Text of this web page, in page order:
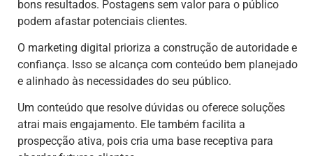
bons resultados. Postagens sem valor para o público
podem afastar potenciais clientes.
O marketing digital prioriza a construção de autoridade e
confiança. Isso se alcança com conteúdo bem planejado
e alinhado às necessidades do seu público.
Um conteúdo que resolve dúvidas ou oferece soluções
atrai mais engajamento. Ele também facilita a
prospecção ativa, pois cria uma base receptiva para